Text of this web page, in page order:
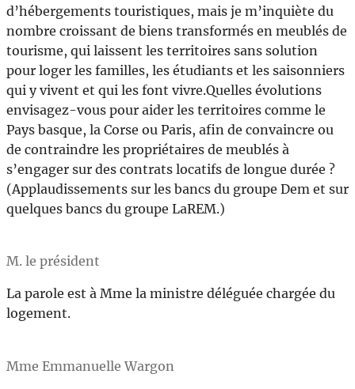
d’hébergements touristiques, mais je m’inquiète du
nombre croissant de biens transformés en meublés de
tourisme, qui laissent les territoires sans solution
pour loger les familles, les étudiants et les saisonniers
qui y vivent et qui les font vivre.Quelles évolutions
envisagez-vous pour aider les territoires comme le
Pays basque, la Corse ou Paris, afin de convaincre ou
de contraindre les propriétaires de meublés à
s’engager sur des contrats locatifs de longue durée ?
(Applaudissements sur les bancs du groupe Dem et sur
quelques bancs du groupe LaREM.)
M. le président
La parole est à Mme la ministre déléguée chargée du
logement.
Mme Emmanuelle Wargon